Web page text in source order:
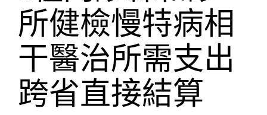
所健檢慢特病相
干醫治所需支出
跨省直接結算